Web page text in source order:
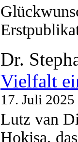
Dr.
Vielfalt
17. Juli 2025
Lutz van
Hokisa,